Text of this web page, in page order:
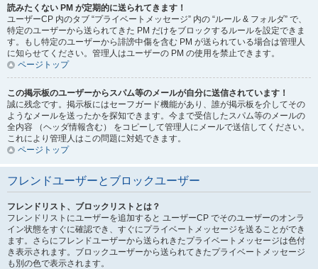
読みたくない PM が定期的に送られてきます！
ユーザーCP 内のタブ “プライベートメッセージ” 内の “ルール & フォルダ” で、
特定のユーザーから送られてきた PM だけをブロックするルールを設定できま
す。もし特定のユーザーから誹謗中傷を含む PM が送られている場合は管理人
に知らせてください。管理人はユーザーの PM の使用を禁止できます。
ページトップ
この掲示板のユーザーからスパム等のメールが自分に送信されています！
誠に残念です。掲示板にはセーフガード機能があり、誰が掲示板を介してその
ようなメールを送ったかを探知できます。今まで受信したスパム等のメールの
全内容 （ヘッダ情報含む） をコピーして管理人にメールで送信してください。
これにより管理人はこの問題に対処できます。
ページトップ
フレンドユーザーとブロックユーザー
フレンドリスト、ブロックリストとは？
フレンドリストにユーザーを追加すると ユーザーCP でそのユーザーのオンラ
イン状態をすぐに確認でき、すぐにプライベートメッセージを送ることができ
ます。さらにフレンドユーザーから送られきたプライベートメッセージは色付
き表示されます。ブロックユーザーから送られてきたプライベートメッセージ
も別の色で表示されます。